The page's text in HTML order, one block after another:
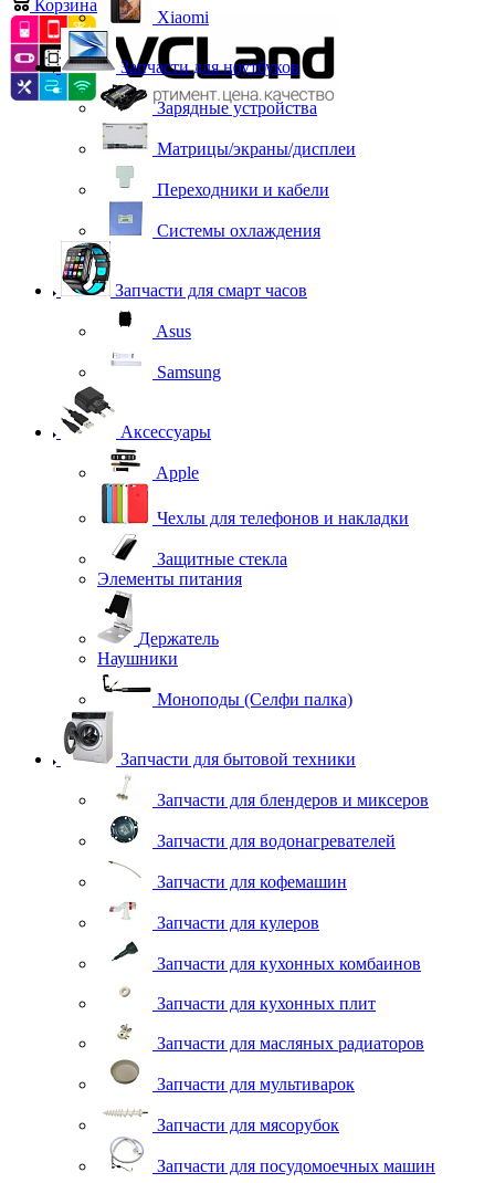
Корзина
Xiaomi
Запчасти для ноутбуков
Зарядные устройства
Матрицы/экраны/дисплеи
Переходники и кабели
Системы охлаждения
Запчасти для смарт часов
Asus
Samsung
Аксессуары
Apple
Чехлы для телефонов и накладки
Защитные стекла
Элементы питания
Держатель
Наушники
Моноподы (Селфи палка)
Запчасти для бытовой техники
Запчасти для блендеров и миксеров
Запчасти для водонагревателей
Запчасти для кофемашин
Запчасти для кулеров
Запчасти для кухонных комбаинов
Запчасти для кухонных плит
Запчасти для масляных радиаторов
Запчасти для мультиварок
Запчасти для мясорубок
Запчасти для посудомоечных машин